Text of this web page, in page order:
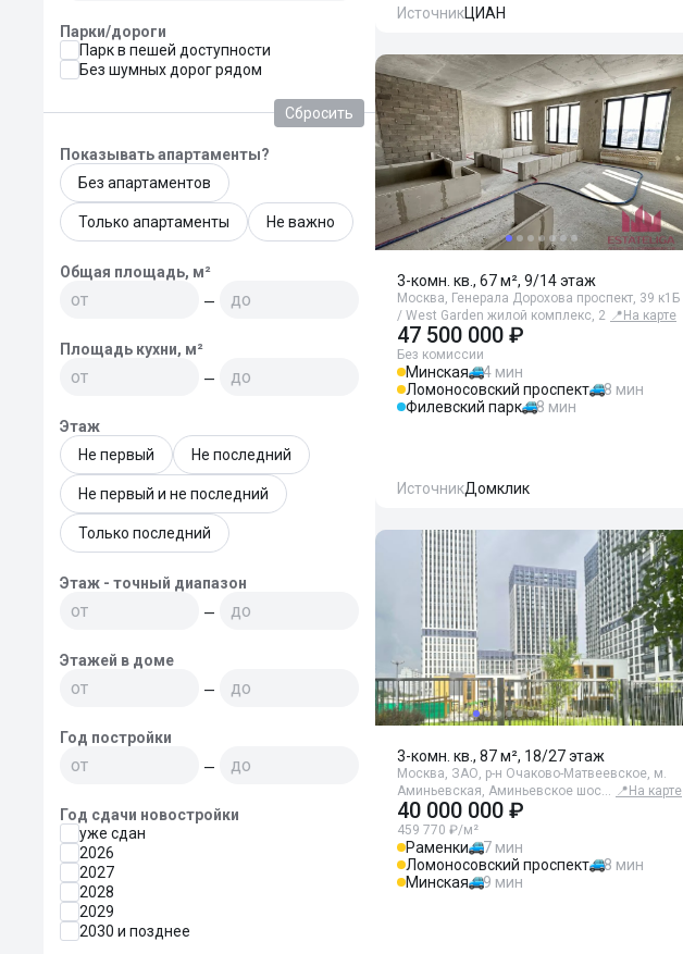
Парки/дороги
Парк в пешей доступности
Без шумных дорог рядом
Сбросить
Показывать апартаменты?
Без апартаментов
Только апартаменты Не важно
Общая площадь, м²
—
Площадь кухни, м²
—
Этаж
Не первый
Не последний
Не первый и не последний
Только последний
Этаж - точный диапазон
—
Этажей в доме
—
Год постройки
—
Год сдачи новостройки
уже сдан
2026
2027
2028
2029
2030 и позднее
ИсточникЦИАН
3-комн. кв., 67 м², 9/14 этаж
Москва, Генерала Дорохова проспект, 39 к1Б
/ West Garden жилой комплекс, 2 📍 На карте
47 500 000 ₽
Без комиссии
Минская
4 мин
Ломоносовский проспект
8 мин
Филевский парк
8 мин
ИсточникДомклик
3-комн. кв., 87 м², 18/27 этаж
Москва, ЗАО, р-н Очаково-Матвеевское, м.
Аминьевская, Аминьевское шос… 📍 На карте
40 000 000 ₽
459 770 ₽/м²
Раменки
7 мин
Ломоносовский проспект
8 мин
Минская
9 мин